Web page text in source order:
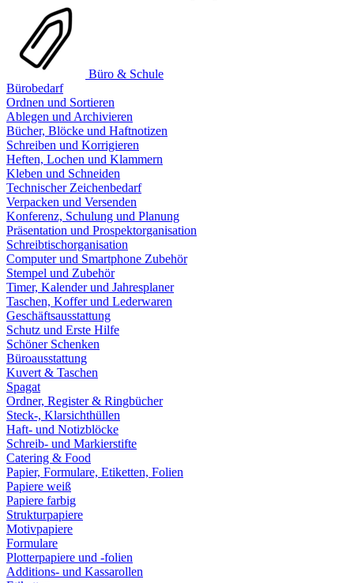
Büro & Schule
Bürobedarf
Ordnen und Sortieren
Ablegen und Archivieren
Bücher, Blöcke und Haftnotizen
Schreiben und Korrigieren
Heften, Lochen und Klammern
Kleben und Schneiden
Technischer Zeichenbedarf
Verpacken und Versenden
Konferenz, Schulung und Planung
Präsentation und Prospektorganisation
Schreibtischorganisation
Computer und Smartphone Zubehör
Stempel und Zubehör
Timer, Kalender und Jahresplaner
Taschen, Koffer und Lederwaren
Geschäftsausstattung
Schutz und Erste Hilfe
Schöner Schenken
Büroausstattung
Kuvert & Taschen
Spagat
Ordner, Register & Ringbücher
Steck-, Klarsichthüllen
Haft- und Notizblöcke
Schreib- und Markierstifte
Catering & Food
Papier, Formulare, Etiketten, Folien
Papiere weiß
Papiere farbig
Strukturpapiere
Motivpapiere
Formulare
Plotterpapiere und -folien
Additions- und Kassarollen